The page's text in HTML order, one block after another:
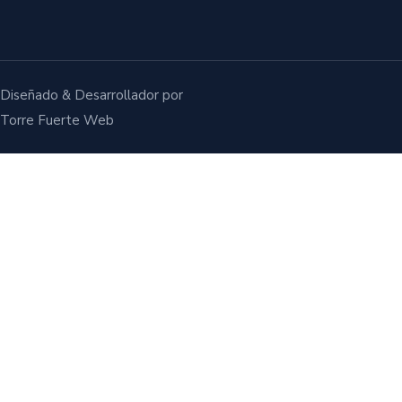
Diseñado & Desarrollador por
Torre Fuerte Web